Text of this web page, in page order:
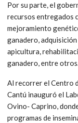
Por su parte, el
recursos entregados
mejoramiento
ganadero,
apicultura,
ganadero, entre
Al recorrer el Centro
Cantú inauguró el
Ovino- Caprino,
programas de